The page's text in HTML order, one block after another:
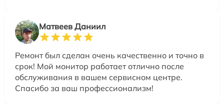
Матвеев Даниил
Ремонт был сделан очень качественно и точно в
срок! Мой монитор работает отлично после
обслуживания в вашем сервисном центре.
Спасибо за ваш профессионализм!